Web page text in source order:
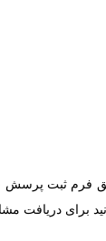
فرم ثبت پرسش
برای دریافت